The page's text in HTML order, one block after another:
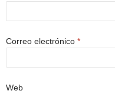
Correo electrónico *
Web